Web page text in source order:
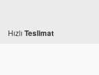
Hızlı Teslimat